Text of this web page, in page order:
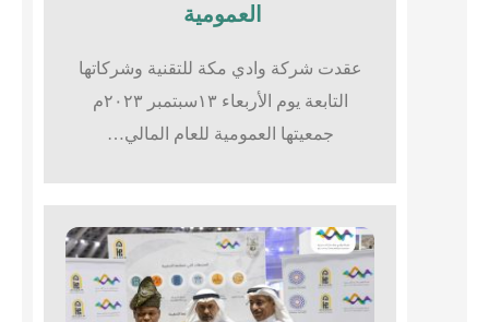
العمومية
عقدت شركة وادي مكة للتقنية وشركاتها
التابعة يوم الأربعاء ١٣سبتمبر ٢٠٢٣م
جمعيتها العمومية للعام المالي…